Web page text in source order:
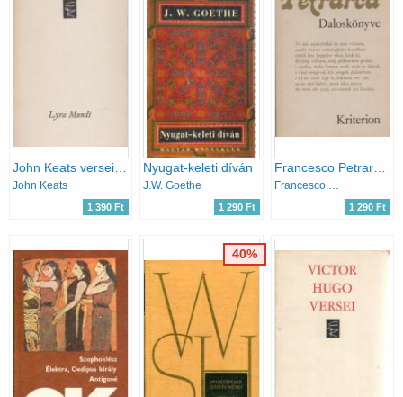
John Keats
1 390 Ft
Nyugat-keleti díván
J.W. Goethe
1 290 Ft
Francesco Petrarca daloskönyve
1 290 Ft
40%